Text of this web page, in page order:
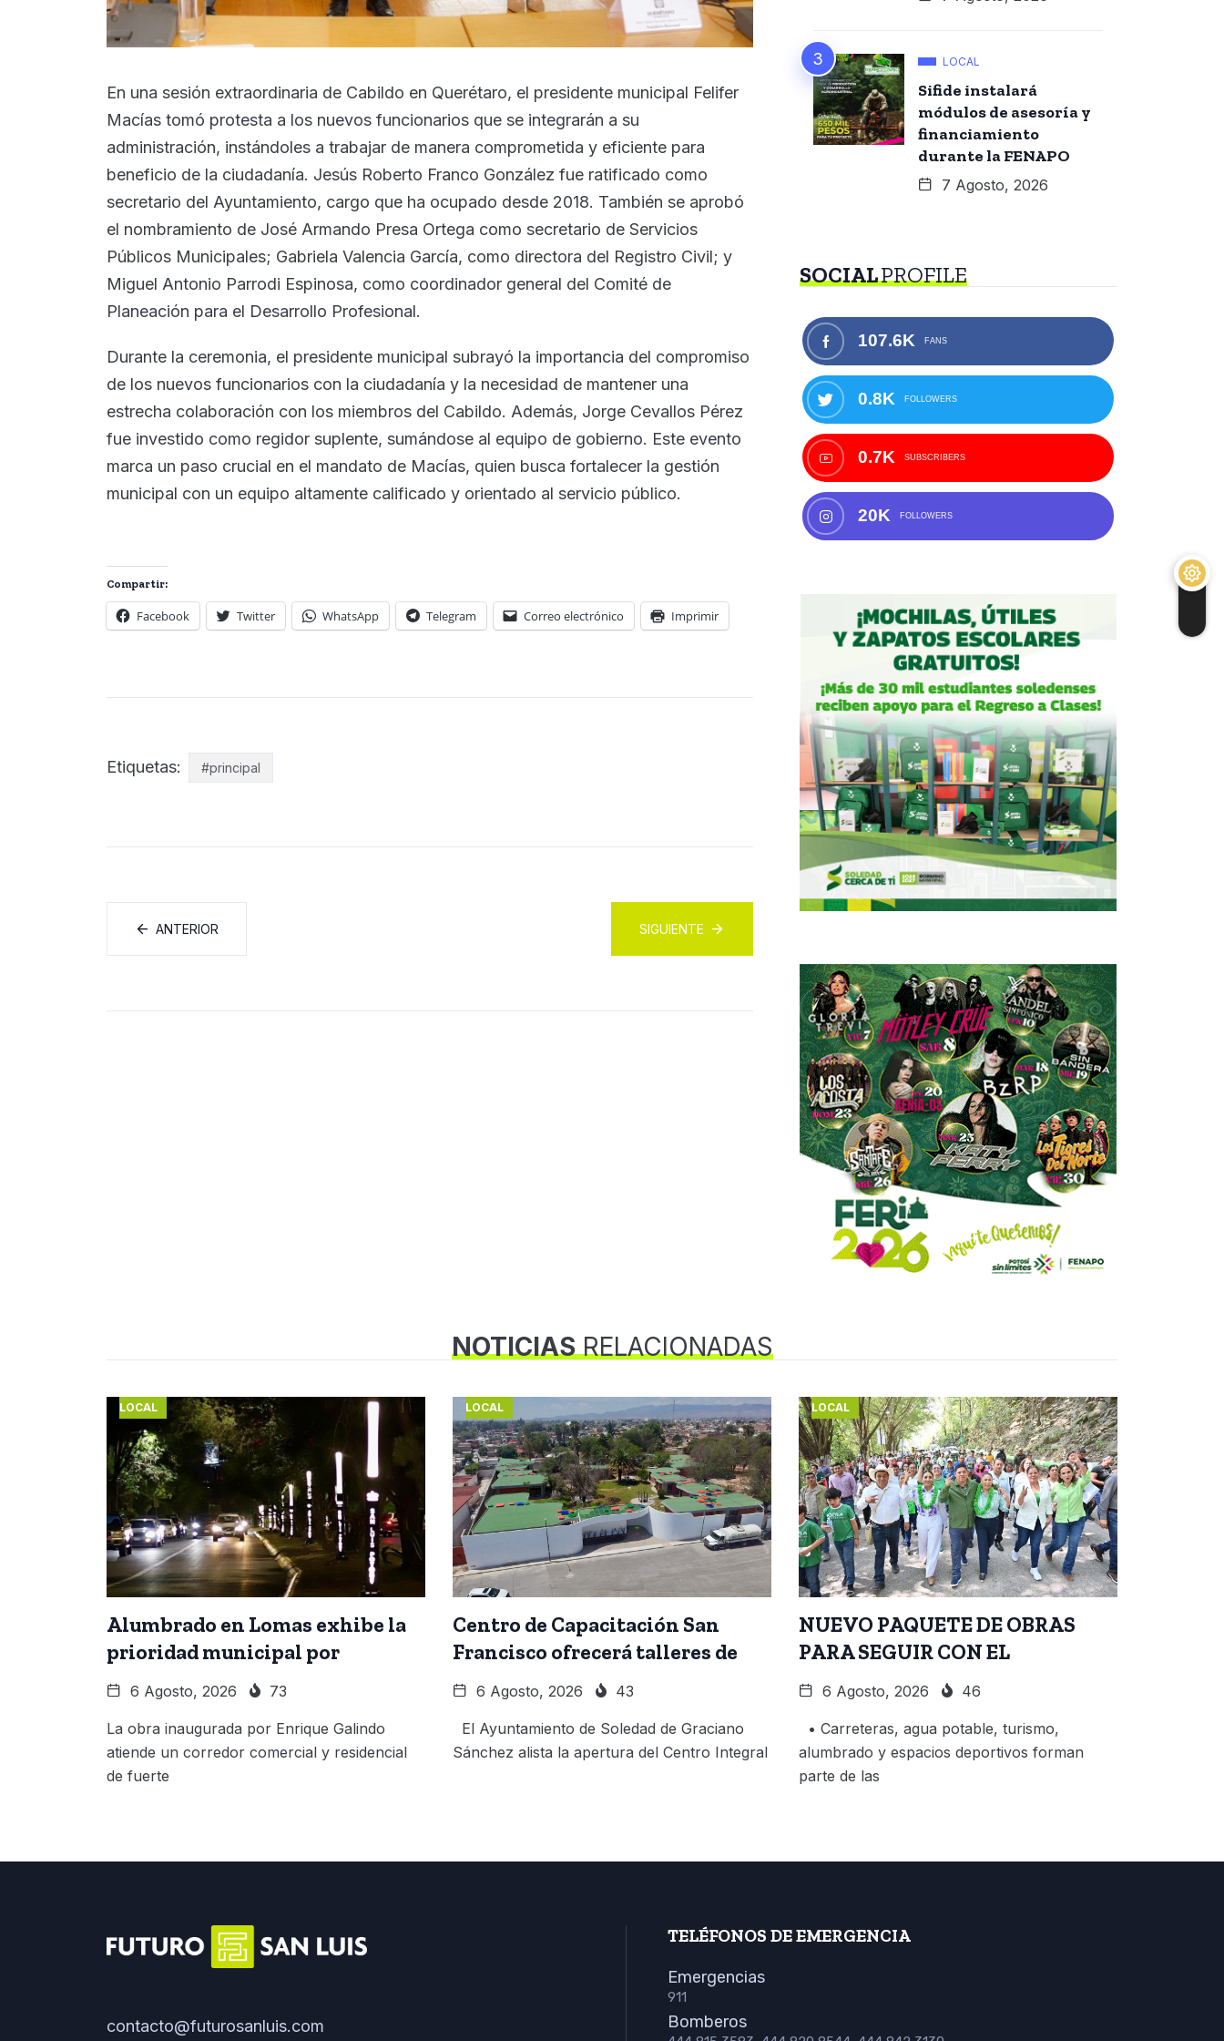
En una sesión extraordinaria de Cabildo en Querétaro, el presidente municipal Felifer
Macías tomó protesta a los nuevos funcionarios que se integrarán a su
administración, instándoles a trabajar de manera comprometida y eficiente para
beneficio de la ciudadanía. Jesús Roberto Franco González fue ratificado como
secretario del Ayuntamiento, cargo que ha ocupado desde 2018. También se aprobó
el nombramiento de José Armando Presa Ortega como secretario de Servicios
Públicos Municipales; Gabriela Valencia García, como directora del Registro Civil; y
Miguel Antonio Parrodi Espinosa, como coordinador general del Comité de
Planeación para el Desarrollo Profesional.
Durante la ceremonia, el presidente municipal subrayó la importancia del compromiso
de los nuevos funcionarios con la ciudadanía y la necesidad de mantener una
estrecha colaboración con los miembros del Cabildo. Además, Jorge Cevallos Pérez
fue investido como regidor suplente, sumándose al equipo de gobierno. Este evento
marca un paso crucial en el mandato de Macías, quien busca fortalecer la gestión
municipal con un equipo altamente calificado y orientado al servicio público.
Compartir:
Facebook Twitter WhatsApp Telegram Correo electrónico Imprimir
Etiquetas: #principal
ANTERIOR SIGUIENTE
LOCAL
Sifide instalará
módulos de asesoría y
financiamiento
durante la FENAPO
7 Agosto, 2026
SOCIALPROFILE
107.6K FANS
0.8K FOLLOWERS
0.7K SUBSCRIBERS
20K FOLLOWERS
NOTICIASRELACIONADAS
LOCAL
Alumbrado en Lomas exhibe la
prioridad municipal por
6 Agosto, 2026 73
La obra inaugurada por Enrique Galindo
atiende un corredor comercial y residencial
de fuerte
LOCAL
Centro de Capacitación San
Francisco ofrecerá talleres de
6 Agosto, 2026 43
El Ayuntamiento de Soledad de Graciano
Sánchez alista la apertura del Centro Integral
LOCAL
NUEVO PAQUETE DE OBRAS
PARA SEGUIR CON EL
6 Agosto, 2026 46
• Carreteras, agua potable, turismo,
alumbrado y espacios deportivos forman
parte de las
contacto@futurosanluis.com
TELÉFONOS DE EMERGENCIA
Emergencias
911
Bomberos